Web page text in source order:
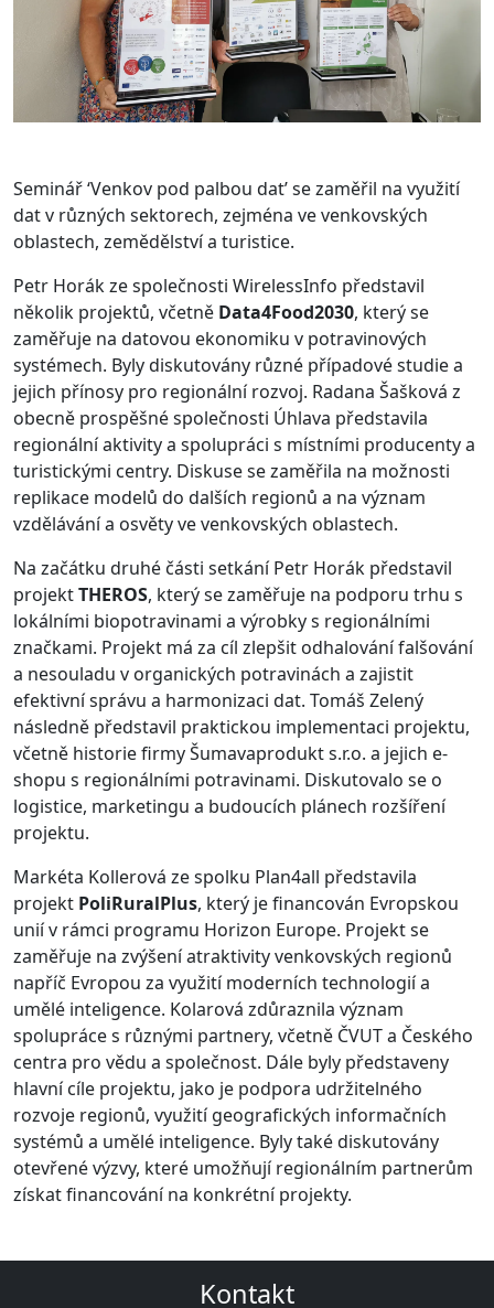
Seminář ‘Venkov pod palbou dat’ se zaměřil na využití
dat v různých sektorech, zejména ve venkovských
oblastech, zemědělství a turistice.
Petr Horák ze společnosti WirelessInfo představil
několik projektů, včetně Data4Food2030, který se
zaměřuje na datovou ekonomiku v potravinových
systémech. Byly diskutovány různé případové studie a
jejich přínosy pro regionální rozvoj. Radana Šašková z
obecně prospěšné společnosti Úhlava představila
regionální aktivity a spolupráci s místními producenty a
turistickými centry. Diskuse se zaměřila na možnosti
replikace modelů do dalších regionů a na význam
vzdělávání a osvěty ve venkovských oblastech.
Na začátku druhé části setkání Petr Horák představil
projektTHEROS, který se zaměřuje na podporu trhu s
lokálními biopotravinami a výrobky s regionálními
značkami. Projekt má za cíl zlepšit odhalování falšování
a nesouladu v organických potravinách a zajistit
efektivní správu a harmonizaci dat. Tomáš Zelený
následně představil praktickou implementaci projektu,
včetně historie firmy Šumavaprodukt s.r.o. a jejich e-
shopu s regionálními potravinami. Diskutovalo se o
logistice, marketingu a budoucích plánech rozšíření
projektu.
Markéta Kollerová ze spolku Plan4all představila
projekt PoliRuralPlus, který je financován Evropskou
unií v rámci programu Horizon Europe. Projekt se
zaměřuje na zvýšení atraktivity venkovských regionů
napříč Evropou za využití moderních technologií a
umělé inteligence. Kolarová zdůraznila význam
spolupráce s různými partnery, včetně ČVUT a Českého
centra pro vědu a společnost. Dále byly představeny
hlavní cíle projektu, jako je podpora udržitelného
rozvoje regionů, využití geografických informačních
systémů a umělé inteligence. Byly také diskutovány
otevřené výzvy, které umožňují regionálním partnerům
získat financování na konkrétní projekty.
Kontakt